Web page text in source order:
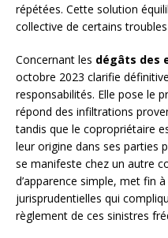
répétées. Cette solution
collective de certains
Concernant les dégâts des
octobre 2023 clarifie
responsabilités. Elle pose le
répond des infiltrations
tandis que le copropriétaire
leur origine dans ses parties
se manifeste chez un autre
d’apparence simple, met fin
jurisprudentielles qui
règlement de ces sinistres